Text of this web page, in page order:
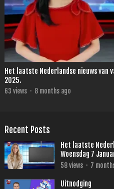
Het laatste Nederlandse nieuws van
2025.
63 views · 8 months ago
Recent Posts
Het laatste
Woensdag 7
58views · 7
Uitnodging